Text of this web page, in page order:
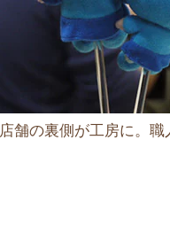
店舗の裏側が工房に。